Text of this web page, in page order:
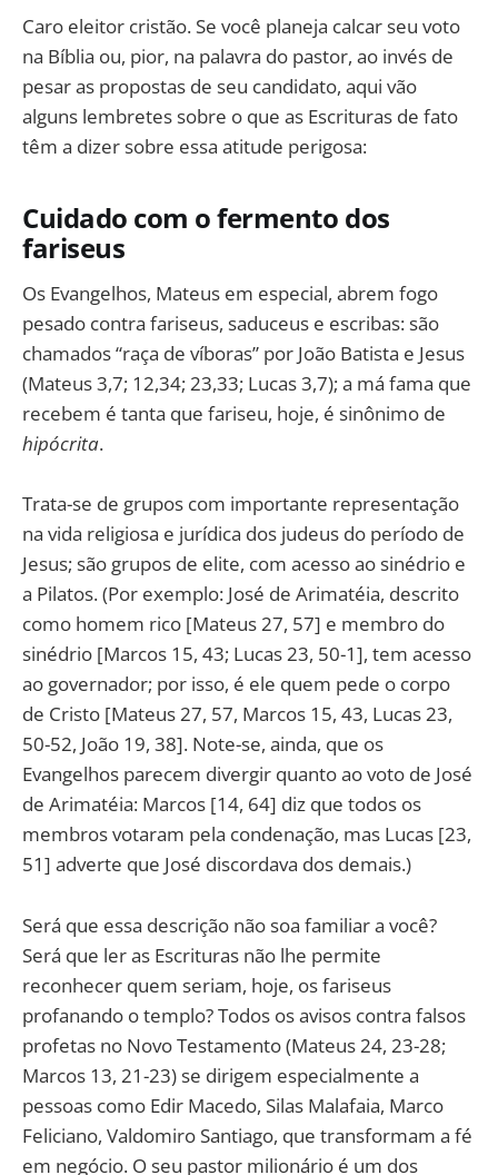
Caro eleitor cristão. Se você planeja calcar seu voto
na Bíblia ou, pior, na palavra do pastor, ao invés de
pesar as propostas de seu candidato, aqui vão
alguns lembretes sobre o que as Escrituras de fato
têm a dizer sobre essa atitude perigosa:
Cuidado com o fermento dos
fariseus
Os Evangelhos, Mateus em especial, abrem fogo
pesado contra fariseus, saduceus e escribas: são
chamados “raça de víboras” por João Batista e Jesus
(Mateus 3,7; 12,34; 23,33; Lucas 3,7); a má fama que
recebem é tanta que fariseu, hoje, é sinônimo de
hipócrita.
Trata-se de grupos com importante representação
na vida religiosa e jurídica dos judeus do período de
Jesus; são grupos de elite, com acesso ao sinédrio e
a Pilatos. (Por exemplo: José de Arimatéia, descrito
como homem rico [Mateus 27, 57] e membro do
sinédrio [Marcos 15, 43; Lucas 23, 50-1], tem acesso
ao governador; por isso, é ele quem pede o corpo
de Cristo [Mateus 27, 57, Marcos 15, 43, Lucas 23,
50-52, João 19, 38]. Note-se, ainda, que os
Evangelhos parecem divergir quanto ao voto de José
de Arimatéia: Marcos [14, 64] diz que todos os
membros votaram pela condenação, mas Lucas [23,
51] adverte que José discordava dos demais.)
Será que essa descrição não soa familiar a você?
Será que ler as Escrituras não lhe permite
reconhecer quem seriam, hoje, os fariseus
profanando o templo? Todos os avisos contra falsos
profetas no Novo Testamento (Mateus 24, 23-28;
Marcos 13, 21-23) se dirigem especialmente a
pessoas como Edir Macedo, Silas Malafaia, Marco
Feliciano, Valdomiro Santiago, que transformam a fé
em negócio. O seu pastor milionário é um dos